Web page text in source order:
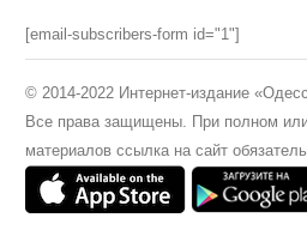
[email-subscribers-form id="1"]
© 2014-2022 Интернет-издание
Все права защищены. При полном
материалов ссылка на сайт